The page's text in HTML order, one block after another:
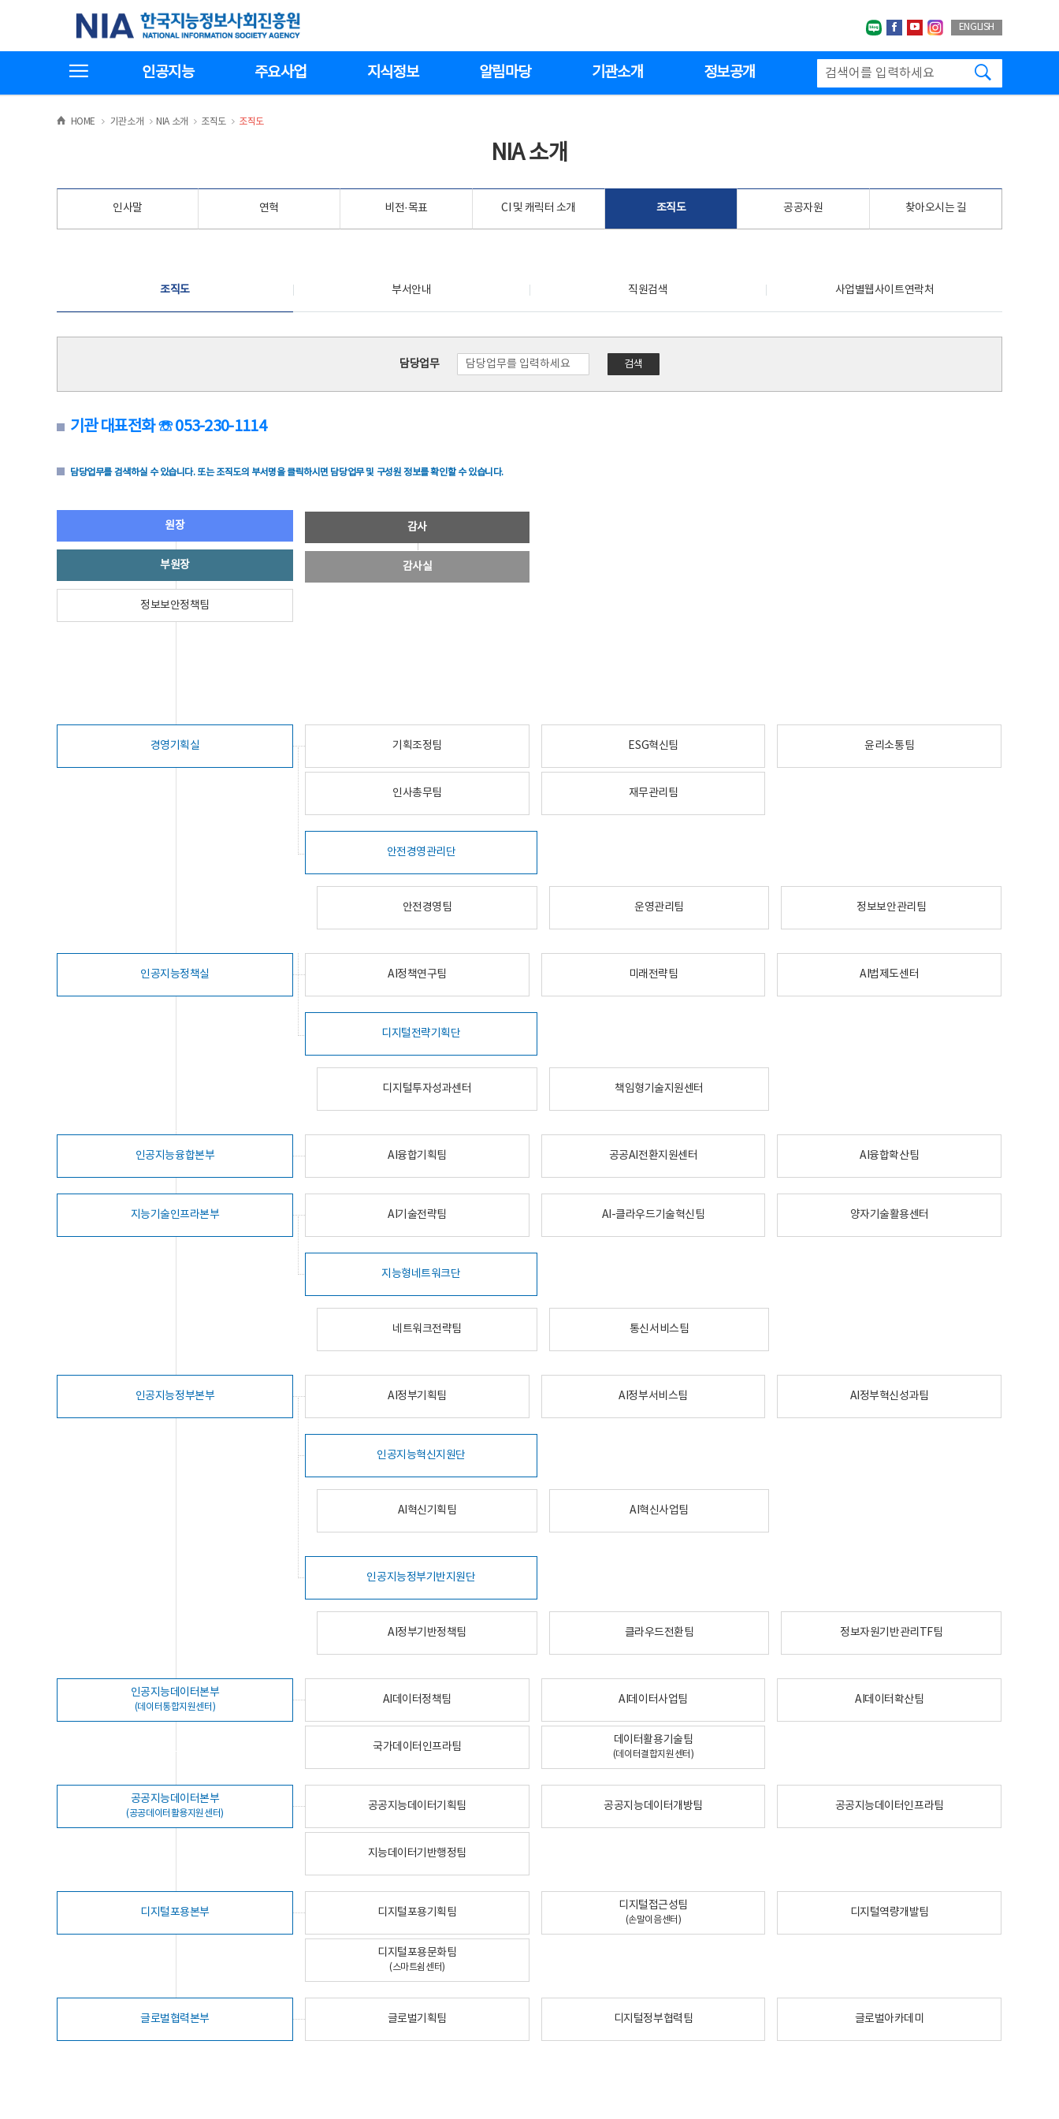
기
한국지능정보사회진흥원
네이버블로그
페이스북
유투브인스타그랩
ENGLISH
인공지능 주요사업 지식정보 알림마당 기관소개 정보공개
HOME >
기관소개 >NIA 소개 >
조직도 >
조직도
NIA 소개
인사말 연혁 비전·목표 CI 및 캐릭터 소개 조직도 공공자원 찾아오시는 길
조직도 부서안내 직원검색 사업별웹사이트연락처
담당업무 검색
기관 대표전화 ☏ 053-230-1114
담당업무를 검색하실 수 있습니다. 또는 조직도의 부서명을 클릭하시면 담당업무 및 구성원 정보를 확인할 수 있습니다.
원장
부원장
정보보안정책팀
감사
감사실
경영기획실 기획조정팀 ESG혁신팀 윤리소통팀
인사총무팀 재무관리팀
안전경영관리단
안전경영팀 운영관리팀 정보보안관리팀
인공지능정책실 AI정책연구팀 미래전략팀 AI법제도센터
디지털전략기획단
디지털투자성과센터 책임형기술지원센터
인공지능융합본부 AI융합기획팀 공공AI전환지원센터 AI융합확산팀
지능기술인프라본부 AI기술전략팀 AI-클라우드기술혁신팀 양자기술활용센터
지능형네트워크단
네트워크전략팀 통신서비스팀
인공지능정부본부 AI정부기획팀 AI정부서비스팀 AI정부혁신성과팀
인공지능혁신지원단
AI혁신기획팀 AI혁신사업팀
인공지능정부기반지원단
AI정부기반정책팀 클라우드전환팀 정보자원기반관리TF팀
인공지능데이터본부
(데이터통합지원센터)
AI데이터정책팀 AI데이터사업팀 AI데이터확산팀
국가데이터인프라팀
데이터활용기술팀
(데이터결합지원센터)
공공지능데이터본부
(공공데이터활용지원센터)
공공지능데이터기획팀 공공지능데이터개방팀 공공지능데이터인프라팀
지능데이터기반행정팀
디지털포용본부 디지털포용기획팀
디지털접근성팀
(손말이음센터)
디지털역량개발팀
디지털포용문화팀
(스마트쉼센터)
글로벌협력본부 글로벌기획팀 디지털정부협력팀 글로벌아카데미